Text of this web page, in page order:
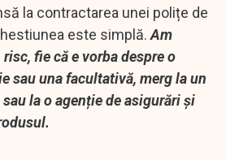
la contractarea unei polițe de
este simplă.Am
fie că e vorba despre o
sau una facultativă, merg la un
la o agenție de asigurări și